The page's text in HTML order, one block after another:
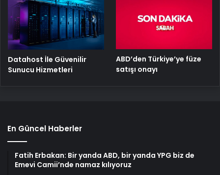
Datahost İle Güvenilir
Sunucu Hizmetleri
ABD’den Türkiye’ye füze
satışı onayı
En Güncel Haberler
Fatih Erbakan: Bir yanda ABD, bir yanda YPG biz de
Emevi Camii’nde namaz kılıyoruz